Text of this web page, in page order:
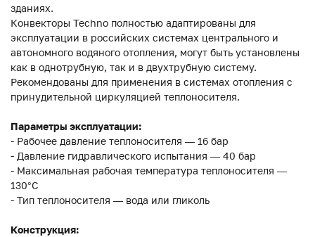
зданиях.
Конвекторы Techno полностью адаптированы для
эксплуатации в российских системах центрального и
автономного водяного отопления, могут быть установлены
как в однотрубную, так и в двухтрубную систему.
Рекомендованы для применения в системах отопления с
принудительной циркуляцией теплоносителя.
Параметры эксплуатации:
- Рабочее давление теплоносителя — 16 бар
- Давление гидравлического испытания — 40 бар
- Максимальная рабочая температура теплоносителя —
130°С
- Тип теплоносителя — вода или гликоль
Конструкция: